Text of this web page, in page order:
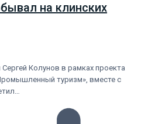
на клинских
Колунов в рамках проекта
туризм», вместе с